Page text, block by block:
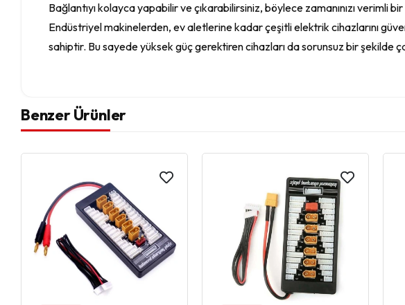
Bağlantıyı kolayca yapabilir ve çıkarabilirsiniz, böylece zamanınızı verimli
Endüstriyel makinelerden, ev aletlerine kadar çeşitli elektrik cihazlarını
sahiptir. Bu sayede yüksek güç gerektiren cihazları da sorunsuz bir şekilde
Benzer Ürünler